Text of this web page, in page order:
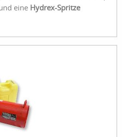
eine Hydrex-Spritze